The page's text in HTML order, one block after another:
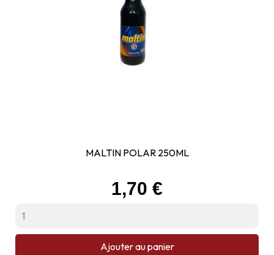
MALTIN POLAR 250ML
Prix
1,70 €
Ajouter au panier